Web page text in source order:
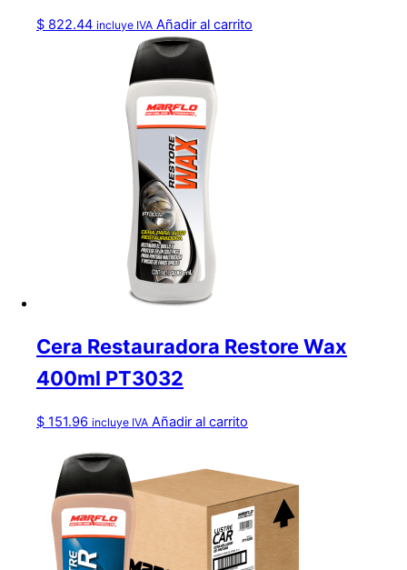
$ 822.44 incluye IVA Añadir al carrito
Cera Restauradora Restore Wax
400ml PT3032
$ 151.96 incluye IVA Añadir al carrito